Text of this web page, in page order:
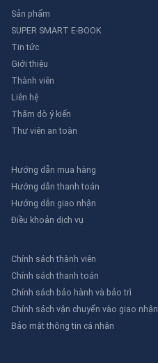
Sản phẩm
SUPER SMART E-BOOK
Tin tức
Giới thiệu
Thành viên
Liên hệ
Thăm dò ý kiến
Thư viên an toàn
Hướng dẫn mua hàng
Hướng dẫn thanh toán
Hướng dẫn giao nhận
Điều khoản dịch vụ
Chính sách thành viên
Chính sách thanh toán
Chính sách bảo hành và bảo trì
Chính sách vận chuyển vào giao nhận
Bảo mật thông tin cá nhân